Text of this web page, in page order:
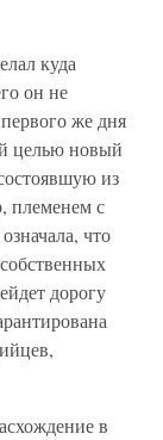
куда
он не
же дня
целью новый
из
племенем с
что
дорогу
в